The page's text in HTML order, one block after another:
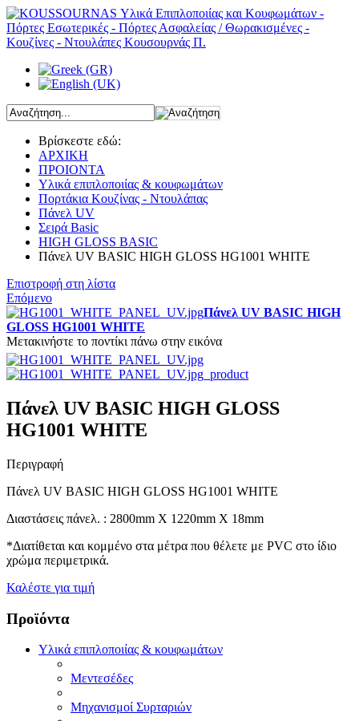
Βρίσκεστε εδώ:
ΑΡΧΙΚΗ
ΠΡΟΙΟΝΤΑ
Υλικά επιπλοποιίας & κουφωμάτων
Πορτάκια Κουζίνας - Ντουλάπας
Πάνελ UV
Σειρά Basic
HIGH GLOSS BASIC
Πάνελ UV BASIC HIGH GLOSS HG1001 WHITE
Επιστροφή στη λίστα
Επόμενο
Πάνελ UV BASIC HIGH
GLOSS HG1001 WHITE
Μετακινήστε το ποντίκι πάνω στην εικόνα
Πάνελ UV BASIC HIGH GLOSS
HG1001 WHITE
Περιγραφή
Πάνελ UV BASIC HIGH GLOSS HG1001 WHITE
Διαστάσεις πάνελ. : 2800mm X 1220mm X 18mm
*Διατίθεται και κομμένο στα μέτρα που θέλετε με PVC στο ίδιο
χρώμα περιμετρικά.
Καλέστε για τιμή
Προϊόντα
Υλικά επιπλοποιίας & κουφωμάτων
Μεντεσέδες
Μηχανισμοί Συρταριών